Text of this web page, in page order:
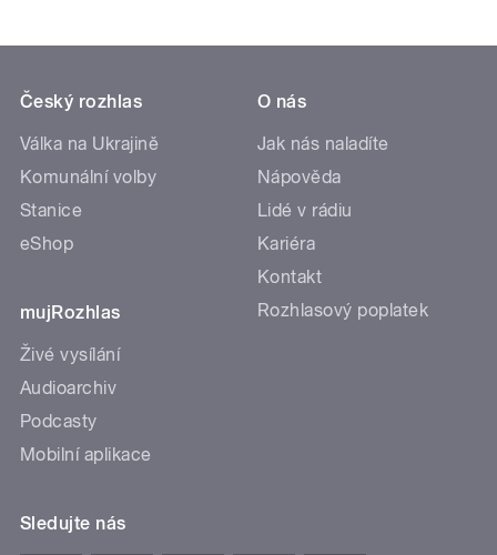
Český rozhlas
Válka na Ukrajině
Komunální volby
Stanice
eShop
mujRozhlas
Živé vysílání
Audioarchiv
Podcasty
Mobilní aplikace
O nás
Jak nás naladíte
Nápověda
Lidé v rádiu
Kariéra
Kontakt
Rozhlasový poplatek
Sledujte nás